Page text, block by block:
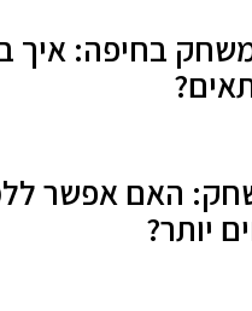
בחיפה: איך
האם אפשר
יותר?